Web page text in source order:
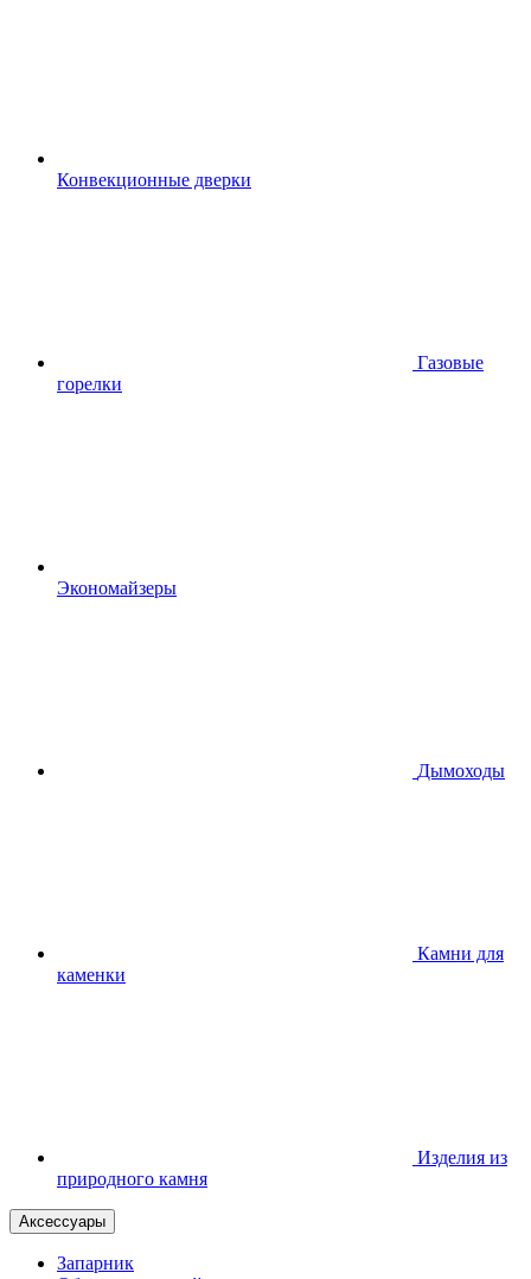
Конвекционные дверки
Газовые
горелки
Экономайзеры
Дымоходы
Камни для
каменки
Изделия из
природного камня
Аксессуары
Запарник